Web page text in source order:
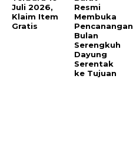
Juli 2026,
Klaim Item
Gratis
Resmi
Membuka
Pencanangan
Bulan
Serengkuh
Dayung
Serentak
ke Tujuan